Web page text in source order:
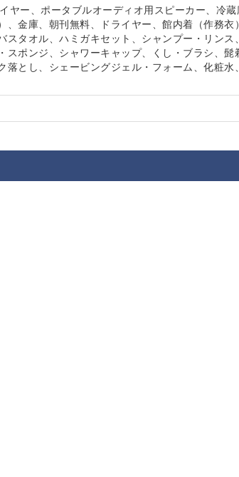
ヤー、ポータブルオーディオ用スピーカー、冷蔵
、金庫、朝刊無料、ドライヤー、館内着（作務衣
スタオル、ハミガキセット、シャンプー・リンス
スポンジ、シャワーキャップ、くし・ブラシ、髭
落とし、シェービングジェル・フォーム、化粧水